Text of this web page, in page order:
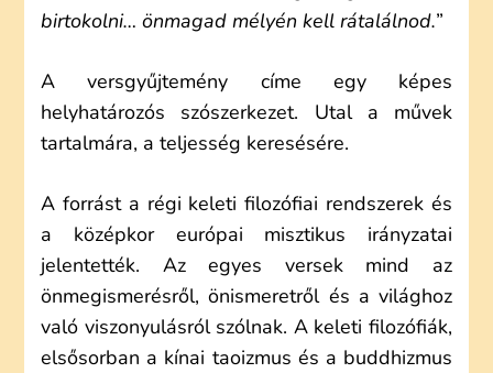
birtokolni… önmagad mélyén kell rátalálnod.”
A versgyűjtemény címe egy képes
helyhatározós szószerkezet. Utal a művek
tartalmára, a teljesség keresésére.
A forrást a régi keleti filozófiai rendszerek és
a középkor európai misztikus irányzatai
jelentették. Az egyes versek mind az
önmegismerésről, önismeretről és a világhoz
való viszonyulásról szólnak. A keleti filozófiák,
elsősorban a kínai taoizmus és a buddhizmus